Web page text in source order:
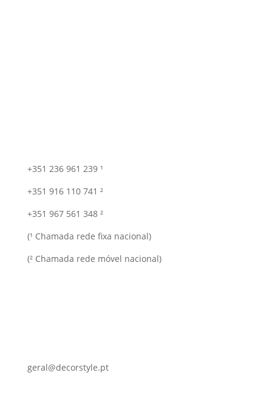
+351 236 961 239 ¹
+351 916 110 741 ²
+351 967 561 348 ²
(¹ Chamada rede fixa nacional)
(² Chamada rede móvel nacional)
geral@decorstyle.pt